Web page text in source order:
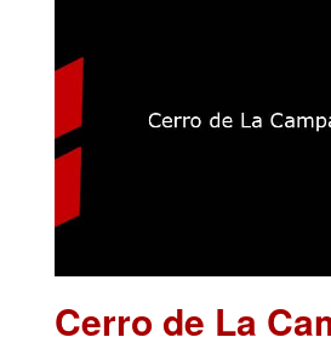
Cerro de La